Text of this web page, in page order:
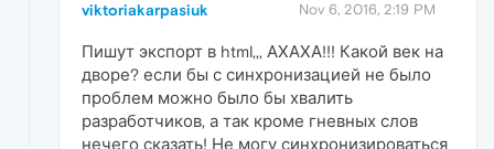
viktoriakarpasiuk Nov 6, 2016, 2:19 PM
Пишут экспорт в html,,, АХАХА!!! Какой век на
дворе? если бы с синхронизацией не было
проблем можно было бы хвалить
разработчиков, а так кроме гневных слов
нечего сказать! Не могу синхронизироваться